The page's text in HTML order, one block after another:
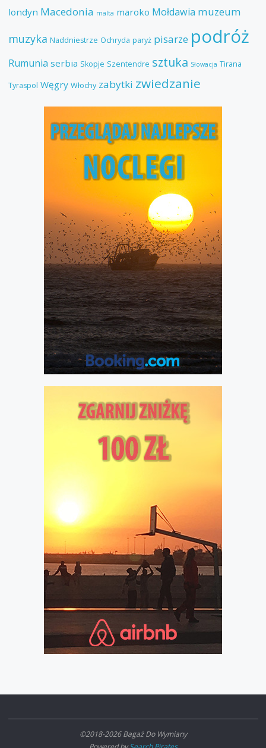
londyn Macedonia malta maroko Mołdawia muzeum
muzyka Naddniestrze Ochryda paryż pisarze podróż
Rumunia serbia Skopje Szentendre sztuka Słowacja Tirana
Tyraspol Węgry Włochy zabytki zwiedzanie
©2018-2026 Bagaż Do Wymiany